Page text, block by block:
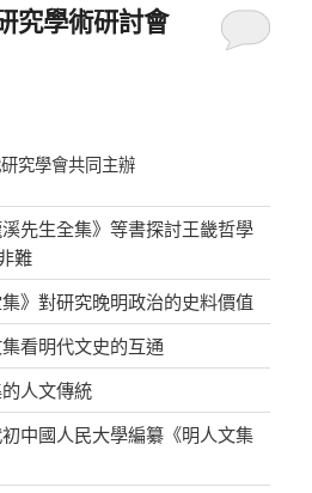
究學術研討會
究學會共同主辦
生全集》等書探討王畿哲學
難
對研究晚明政治的史料價值
明代文史的互通
人文傳統
國人民大學編纂《明人文集